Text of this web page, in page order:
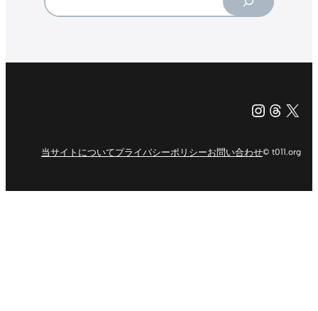
X（旧
当サイトについてプライバシーポリシーお問い合わせ© t011.org